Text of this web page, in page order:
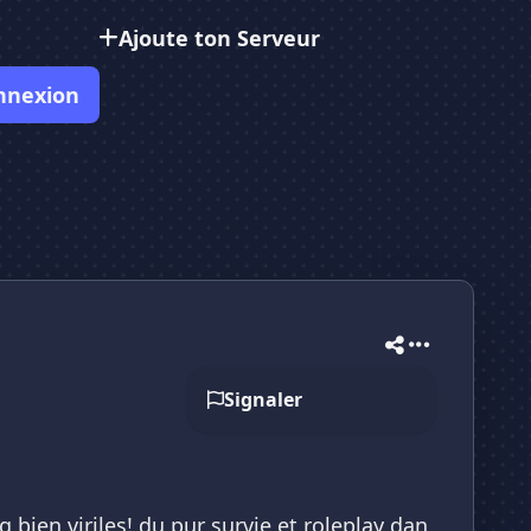
Ajoute ton Serveur
Signaler
bien viriles! du pur survie et roleplay dan